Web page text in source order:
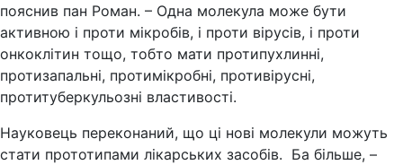
пояснив пан Роман. – Одна молекула може бути
активною і проти мікробів, і проти вірусів, і проти
онкоклітин тощо, тобто мати протипухлинні,
протизапальні, протимікробні, противірусні,
протитуберкульозні властивості.
Науковець переконаний, що ці нові молекули можуть
стати прототипами лікарських засобів. Ба більше, –